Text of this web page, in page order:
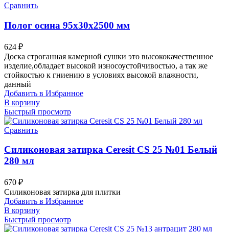
Сравнить
Полог осина 95х30х2500 мм
624 ₽
Доска строганная камерной сушки это высококачественное
изделие,обладает высокой износоустойчивостью, а так же
стойкостью к гниению в условиях высокой влажности,
данный
Добавить в Избранное
В корзину
Быстрый просмотр
Сравнить
Силиконовая затирка Ceresit CS 25 №01 Белый
280 мл
670 ₽
Силиконовая затирка для плитки
Добавить в Избранное
В корзину
Быстрый просмотр